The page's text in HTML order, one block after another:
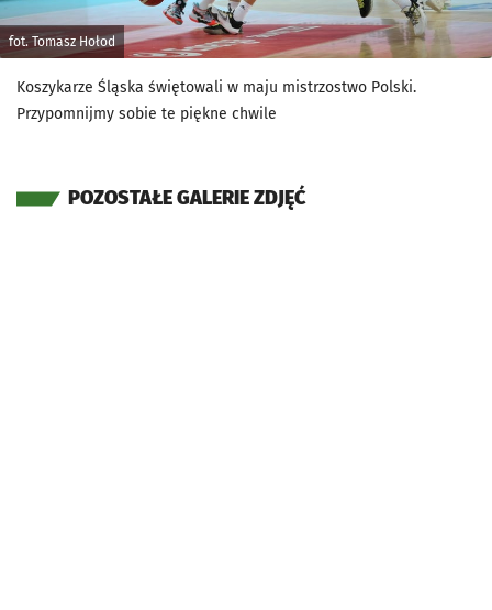
fot. Tomasz Hołod
Koszykarze Śląska świętowali w maju mistrzostwo Polski.
Przypomnijmy sobie te piękne chwile
POZOSTAŁE GALERIE ZDJĘĆ